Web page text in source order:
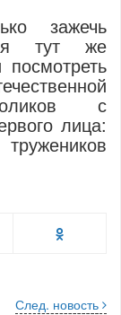
зажечь
тут же
с
лица:
След. новость